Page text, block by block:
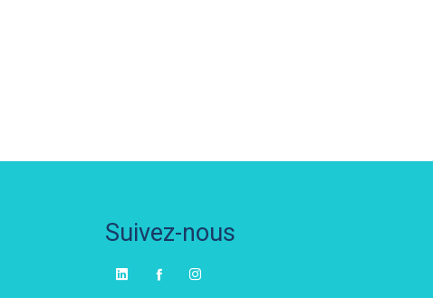
Suivez-nous